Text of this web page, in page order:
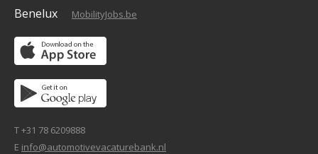
Benelux MobilityJobs.be
T +31 78 6209888
E info@automotivevacaturebank.nl